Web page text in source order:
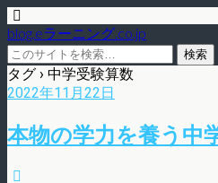
blog.eラーニング.co.jp
タグ › 中学受験算数
2022年11月22日
本物の学力を養う中